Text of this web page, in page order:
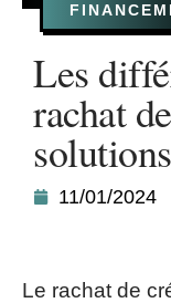
Les
rachat
11/01/2024
Le rachat de